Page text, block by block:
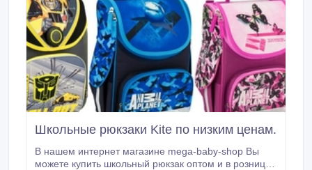
Школьные рюкзаки Kite по низким ценам.
В нашем интернет магазине mega-baby-shop Вы
можете купить школьный рюкзак оптом и в розницу,